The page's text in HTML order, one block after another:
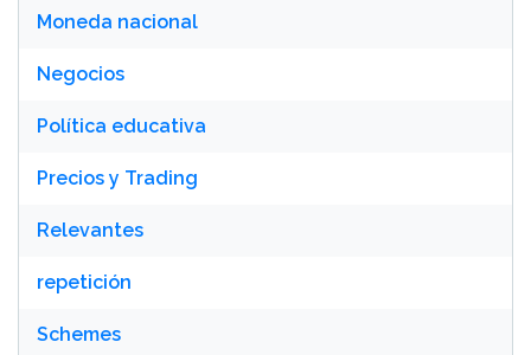
Moneda nacional
Negocios
Política educativa
Precios y Trading
Relevantes
repetición
Schemes